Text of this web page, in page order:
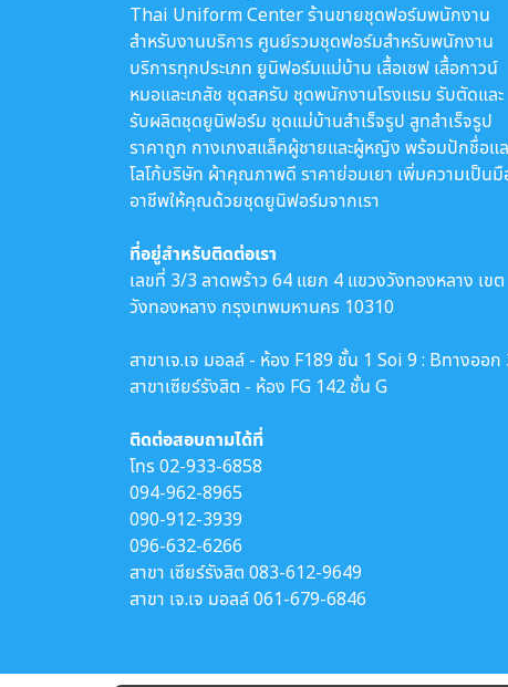
Thai Uniform Center ร้านขายชุดฟอร์มพนักงาน
สำหรับงานบริการ ศูนย์รวมชุดฟอร์มสำหรับพนักงาน
บริการทุกประเภท ยูนิฟอร์มแม่บ้าน เสื้อเชฟ เสื้อกาวน์
หมอและเภสัช ชุดสครับ ชุดพนักงานโรงแรม รับตัดและ
รับผลิตชุดยูนิฟอร์ม ชุดแม่บ้านสำเร็จรูป สูทสำเร็จรูป
ราคาถูก กางเกงสแล็คผู้ชายและผู้หญิง พร้อมปักชื่อแ
โลโก้บริษัท ผ้าคุณภาพดี ราคาย่อมเยา เพิ่มความเป็นมื
อาชีพให้คุณด้วยชุดยูนิฟอร์มจากเรา
ที่อยู่สำหรับติดต่อเรา
เลขที่ 3/3 ลาดพร้าว 64 แยก 4 แขวงวังทองหลาง เขต
วังทองหลาง กรุงเทพมหานคร 10310
สาขาเจ.เจ มอลล์ - ห้อง F189 ชั้น 1 Soi 9 : Bทางออก
สาขาเซียร์รังสิต - ห้อง FG 142 ชั้น G
ติดต่อสอบถามได้ที่
โทร02-933-6858
094-962-8965
090-912-3939
096-632-6266
สาขา เซียร์รังสิต 083-612-9649
สาขา เจ.เจ มอลล์061-679-6846